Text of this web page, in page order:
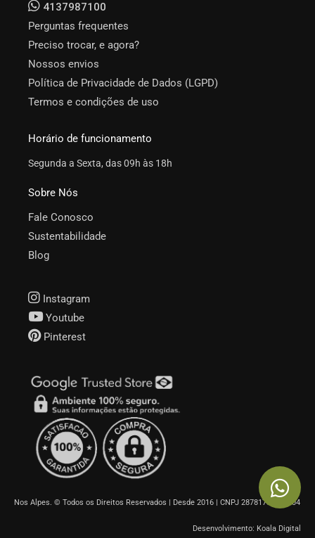
4137987100
Perguntas frequentes
Preciso trocar, e agora?
Nossos envios
Política de Privacidade de Dados (LGPD)
Termos e condições de uso
Horário de funcionamento
Segunda a Sexta, das 09h às 18h
Sobre Nós
Fale Conosco
Sustentabilidade
Blog
Instagram
Youtube
Pinterest
Nos Alpes. © Todos os Direitos Reservados | Desde 2016 | CNPJ 28781785000104
Desenvolvimento: Koala Digital